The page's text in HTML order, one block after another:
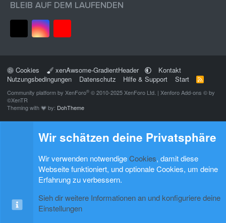
BLEIB AUF DEM LAUFENDEN
Cookies xenAwsome-GradientHeader
Kontakt
Nutzungsbedingungen
Datenschutz Hilfe & Support Start
R
S
S
Community platform by XenForo® © 2010-2025 XenForo Ltd. | Xenforo Add-ons © by
©XenTR
Theming with
by: DohTheme
Wir schätzen deine Privatsphäre
Wir verwenden notwendigeCookies, damit diese
Webseite funktioniert, und optionale Cookies, um deine
Erfahrung zu verbessern.
Sieh dir weitere Informationen an und konfiguriere deine
Einstellungen